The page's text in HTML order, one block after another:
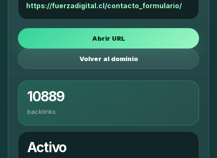
https://fuerzadigital.cl/contacto_formulario/
Abrir URL
Volver al dominio
10889
backlinks
Activo